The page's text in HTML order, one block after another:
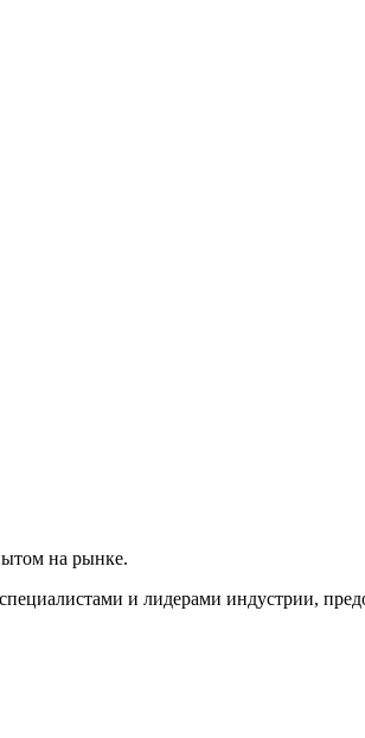
на рынке.
и лидерами индустрии,